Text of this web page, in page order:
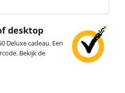
desktop
Deluxe cadeau. Een
Bekijk de